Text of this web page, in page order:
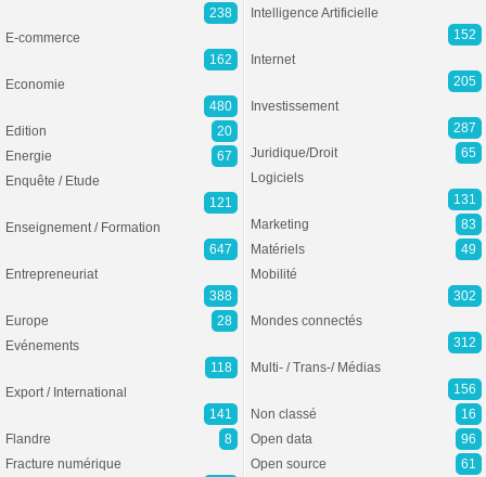
238
E-commerce
162
Economie
480
Edition
20
Energie
67
Enquête / Etude
121
Enseignement / Formation
647
Entrepreneuriat
388
Europe
28
Evénements
118
Export / International
141
Flandre
8
Fracture numérique
Intelligence Artificielle
152
Internet
205
Investissement
287
Juridique/Droit
65
Logiciels
131
Marketing
83
Matériels
49
Mobilité
302
Mondes connectés
312
Multi- / Trans-/ Médias
156
Non classé
16
Open data
96
Open source
61